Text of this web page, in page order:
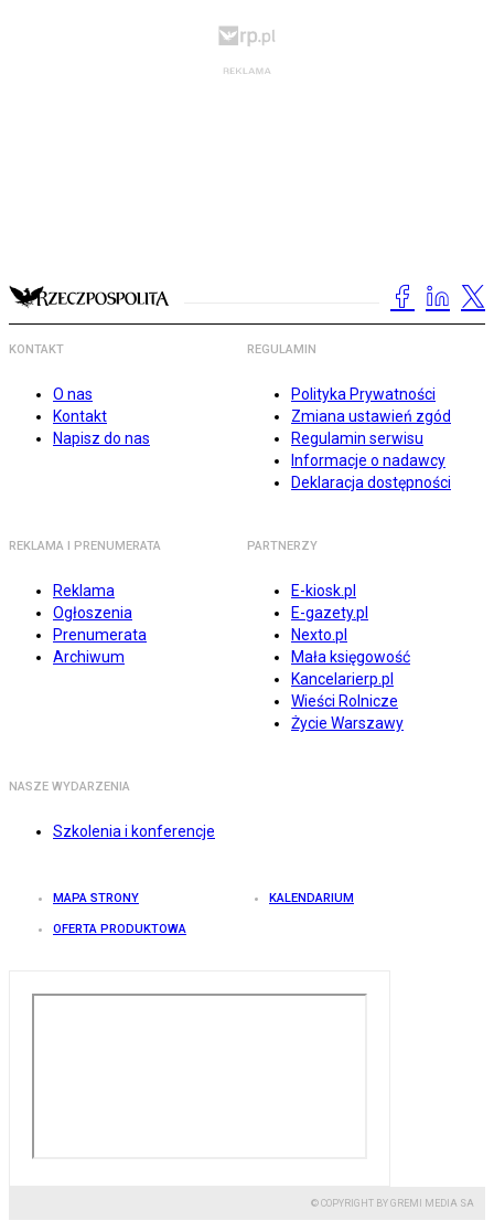
KONTAKT
O nas
Kontakt
Napisz do nas
REGULAMIN
Polityka Prywatności
Zmiana ustawień zgód
Regulamin serwisu
Informacje o nadawcy
Deklaracja dostępności
REKLAMA I PRENUMERATA
Reklama
Ogłoszenia
Prenumerata
Archiwum
PARTNERZY
E-kiosk.pl
E-gazety.pl
Nexto.pl
Mała księgowość
Kancelarierp.pl
Wieści Rolnicze
Życie Warszawy
NASZE WYDARZENIA
Szkolenia i konferencje
MAPA STRONY KALENDARIUM
OFERTA PRODUKTOWA
© COPYRIGHT BY GREMI MEDIA SA